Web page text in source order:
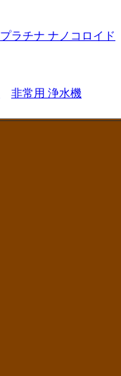
プラチナ ナノコロイド
非常用 浄水機